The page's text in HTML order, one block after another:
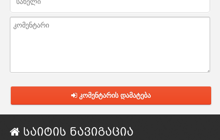
კომენტარის დამატება
საიტის ნავიგაცია